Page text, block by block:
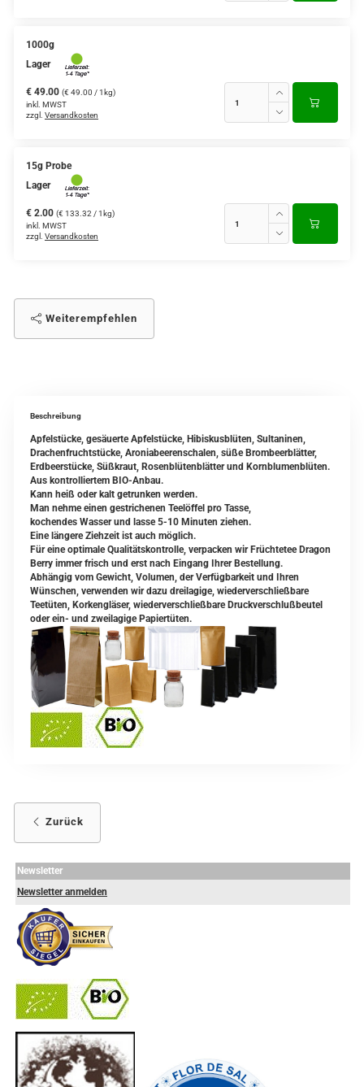
1000g
Lager
€ 49.00 (€ 49.00 / 1kg)
inkl. MWST
zzgl. Versandkosten
15g Probe
Lager
€ 2.00 (€ 133.32 / 1kg)
inkl. MWST
zzgl. Versandkosten
Weiterempfehlen
Beschreibung
Apfelstücke, gesäuerte Apfelstücke, Hibiskusblüten, Sultaninen,
Drachenfruchtstücke, Aroniabeerenschalen, süße Brombeerblätter,
Erdbeerstücke, Süßkraut, Rosenblütenblätter und Kornblumenblüten.
Aus kontrolliertem BIO-Anbau.
Kann heiß oder kalt getrunken werden.
Man nehme einen gestrichenen Teelöffel pro Tasse,
kochendes Wasser und lasse 5-10 Minuten ziehen.
Eine längere Ziehzeit ist auch möglich.
Für eine optimale Qualitätskontrolle, verpacken wir Früchtetee Dragon
Berry immer frisch und erst nach Eingang Ihrer Bestellung.
Abhängig vom Gewicht, Volumen, der Verfügbarkeit und Ihren
Wünschen, verwenden wir dazu dreilagige, wiederverschließbare
Teetüten, Korkengläser, wiederverschließbare Druckverschlußbeutel
oder ein- und zweilagige Papiertüten.
Zurück
Newsletter
Newsletter anmelden